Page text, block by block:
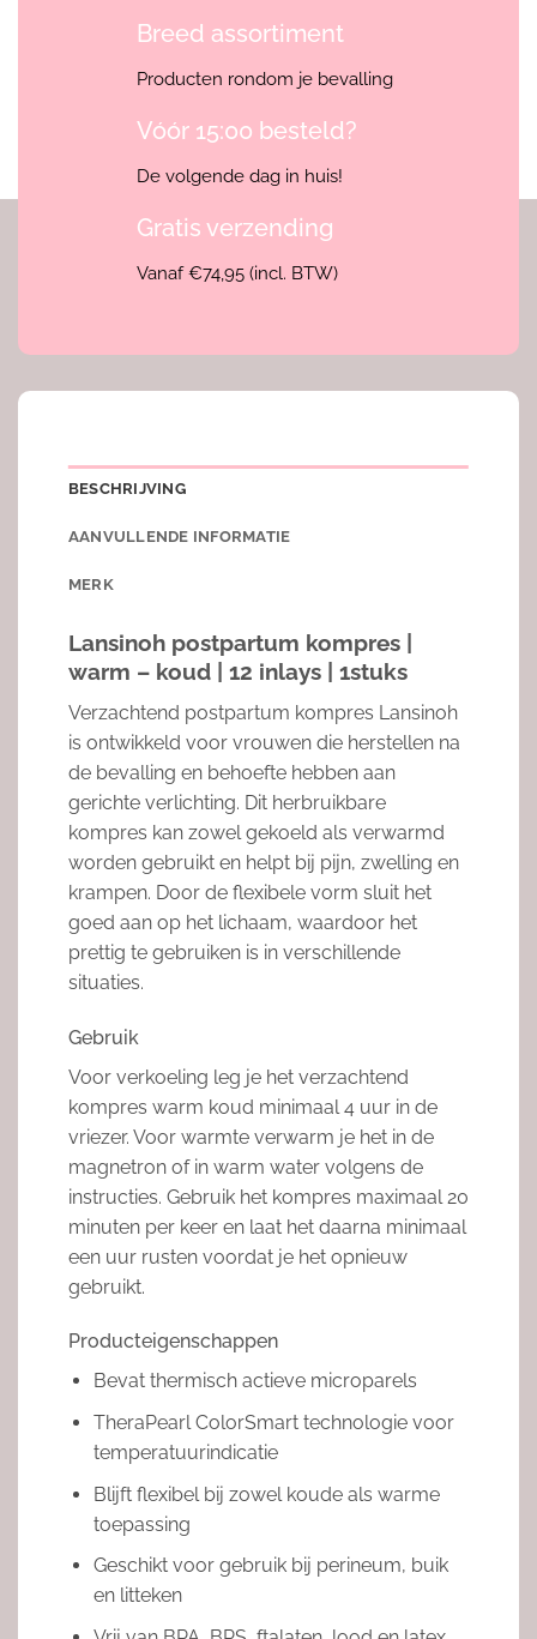
Breed assortiment
Producten rondom je bevalling
Vóór 15:00 besteld?
De volgende dag in huis!
Gratis verzending
Vanaf €74,95 (incl. BTW)
BESCHRIJVING
AANVULLENDE INFORMATIE
MERK
Lansinoh postpartum kompres |
warm – koud | 12 inlays | 1stuks
Verzachtend postpartum kompres Lansinoh
is ontwikkeld voor vrouwen die herstellen na
de bevalling en behoefte hebben aan
gerichte verlichting. Dit herbruikbare
kompres kan zowel gekoeld als verwarmd
worden gebruikt en helpt bij pijn, zwelling en
krampen. Door de flexibele vorm sluit het
goed aan op het lichaam, waardoor het
prettig te gebruiken is in verschillende
situaties.
Gebruik
Voor verkoeling leg je het verzachtend
kompres warm koud minimaal 4 uur in de
vriezer. Voor warmte verwarm je het in de
magnetron of in warm water volgens de
instructies. Gebruik het kompres maximaal 20
minuten per keer en laat het daarna minimaal
een uur rusten voordat je het opnieuw
gebruikt.
Producteigenschappen
Bevat thermisch actieve microparels
TheraPearl ColorSmart technologie voor
temperatuurindicatie
Blijft flexibel bij zowel koude als warme
toepassing
Geschikt voor gebruik bij perineum, buik
en litteken